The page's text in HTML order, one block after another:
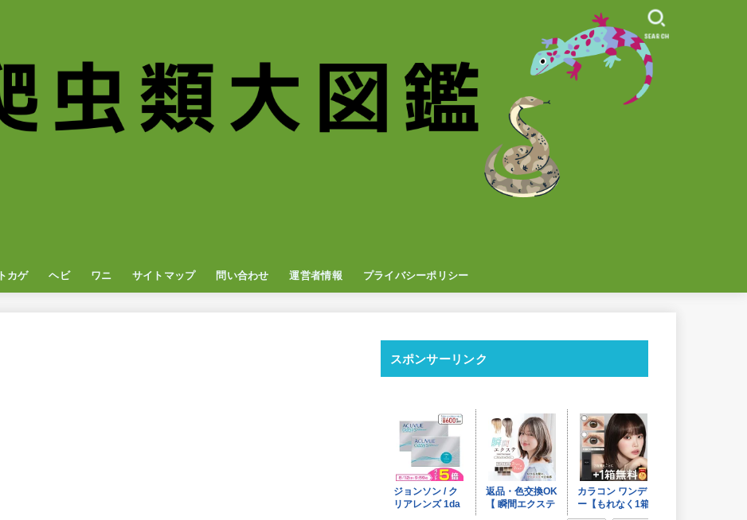
トカゲ ヘビ ワニ サイトマップ 問い合わせ 運営者情報 プライバシーポリシー
SEARCH
スポンサーリンク